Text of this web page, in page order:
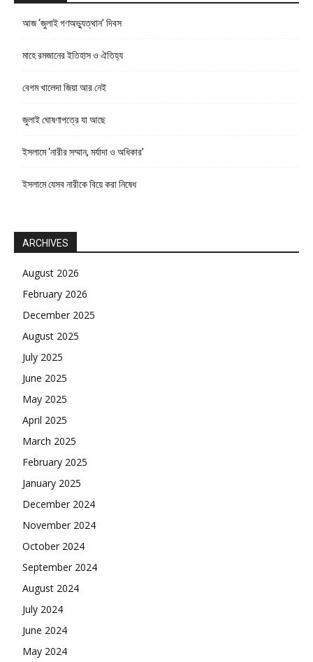
আজ ‘জুলাই গণঅভ্যুত্থান’ দিবস
মাহে রমজানের ইতিহাস ও ঐতিহ্য
বেগম খালেদা জিয়া আর নেই
জুলাই ঘোষণাপত্রে যা আছে
ইসলামে ‘নারীর সম্মান, মর্যাদা ও অধিকার’
ইসলামে যেসব নারীকে বিয়ে করা নিষেধ
ARCHIVES
August 2026
February 2026
December 2025
August 2025
July 2025
June 2025
May 2025
April 2025
March 2025
February 2025
January 2025
December 2024
November 2024
October 2024
September 2024
August 2024
July 2024
June 2024
May 2024